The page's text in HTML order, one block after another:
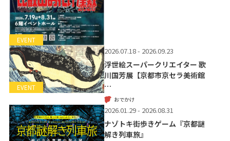
EVENT
EVENT
2026.07.18 - 2026.09.23
浮世絵スーパークリエイター 歌
川国芳展【京都市京セラ美術館
…
おでかけ
2026.01.29 - 2026.08.31
ナゾトキ街歩きゲーム『京都謎
解き列車旅』